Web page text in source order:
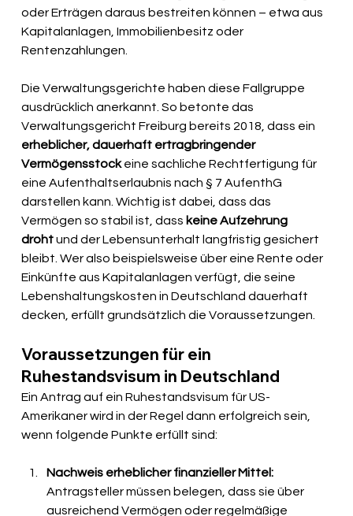
oder Erträgen daraus bestreiten können – etwa aus
Kapitalanlagen, Immobilienbesitz oder
Rentenzahlungen.
Die Verwaltungsgerichte haben diese Fallgruppe
ausdrücklich anerkannt. So betonte das
Verwaltungsgericht Freiburg bereits 2018, dass ein
erheblicher, dauerhaft ertragbringender
Vermögensstock eine sachliche Rechtfertigung für
eine Aufenthaltserlaubnis nach § 7 AufenthG
darstellen kann. Wichtig ist dabei, dass das
Vermögen so stabil ist, dass keine Aufzehrung
droht und der Lebensunterhalt langfristig gesichert
bleibt. Wer also beispielsweise über eine Rente oder
Einkünfte aus Kapitalanlagen verfügt, die seine
Lebenshaltungskosten in Deutschland dauerhaft
decken, erfüllt grundsätzlich die Voraussetzungen.
Voraussetzungen für ein
Ruhestandsvisum in Deutschland
Ein Antrag auf ein Ruhestandsvisum für US-
Amerikaner wird in der Regel dann erfolgreich sein,
wenn folgende Punkte erfüllt sind:
Nachweis erheblicher finanzieller Mittel:
Antragsteller müssen belegen, dass sie über
ausreichend Vermögen oder regelmäßige